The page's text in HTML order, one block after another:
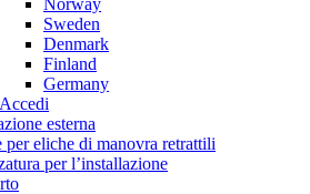
Norway
Sweden
Denmark
Finland
Germany
Accedi
esterna
per eliche di manovra retrattili
per l’installazione